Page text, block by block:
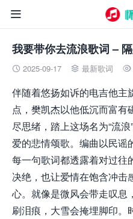

我要带你去流浪歌词 –
 2025-09-17  最新歌词 
伴随着悠扬如诉的电吉他主
点，樊凯杰以他低沉而富
尽思绪，踏上这场名为“流
爱的悲情颂歌。编曲以民谣
每一句歌词都透露着对过往
决绝，也让爱情在饱含冲击
心。就像是微风会带走叹息
刷泪痕，大雪会掩埋脚印。